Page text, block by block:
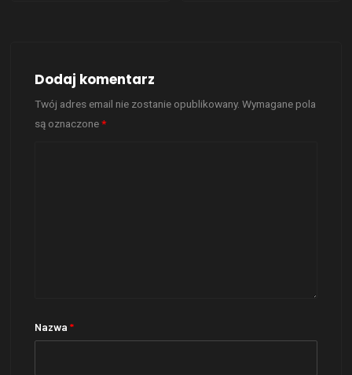
Dodaj komentarz
Twój adres email nie zostanie opublikowany. Wymagane pola
są oznaczone*
Nazwa*